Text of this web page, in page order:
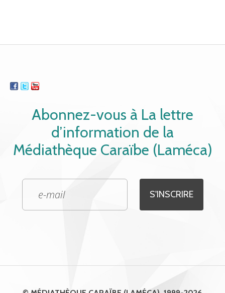
Abonnez-vous à La lettre
d’information de la
Médiathèque Caraïbe (Laméca)